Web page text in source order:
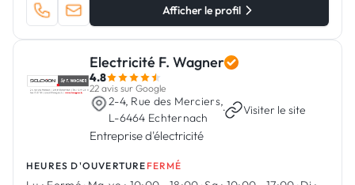
Afficher le profil
Electricité F. Wagner
4.8
22 avis sur Google
2-4, Rue des Merciers,
L-6464 Echternach
· Visiter le site
Entreprise d'électricité
HEURES D'OUVERTURE FERMÉ